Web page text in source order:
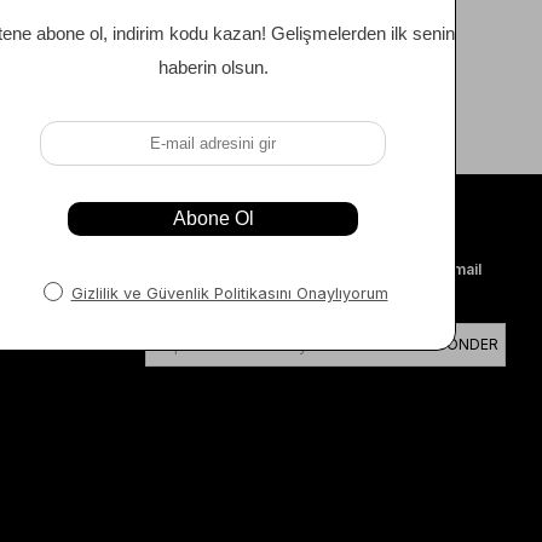
E-BÜLTEN
Stil tüyoları, haberler ve daha fazlası için e-mail
listemize kayıt olun.
GÖNDER